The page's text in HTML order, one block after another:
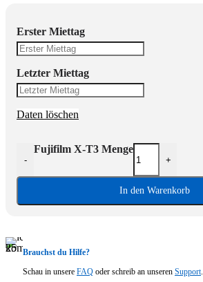
Erster Miettag
Letzter Miettag
Daten löschen
-
Fujifilm X-T3 Menge
+
In den Warenkorb
Brauchst du Hilfe?
Schau in unsere FAQ oder schreib an unseren Support.